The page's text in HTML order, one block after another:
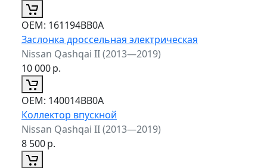
ОЕМ: 161194BB0A
Заслонка дроссельная электрическая
Nissan Qashqai II (2013—2019)
10 000р.
ОЕМ: 140014BB0A
Коллектор впускной
Nissan Qashqai II (2013—2019)
8 500р.